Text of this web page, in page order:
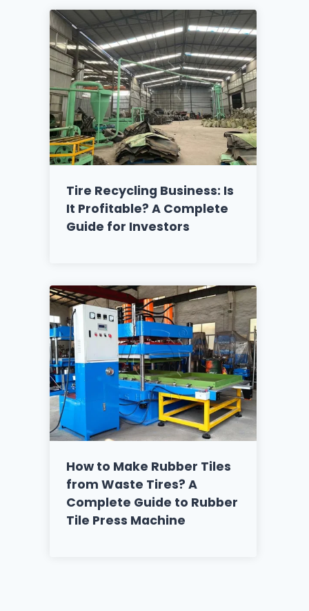
Tire Recycling Business: Is
It Profitable? A Complete
Guide for Investors
How to Make Rubber Tiles
from Waste Tires? A
Complete Guide to Rubber
Tile Press Machine